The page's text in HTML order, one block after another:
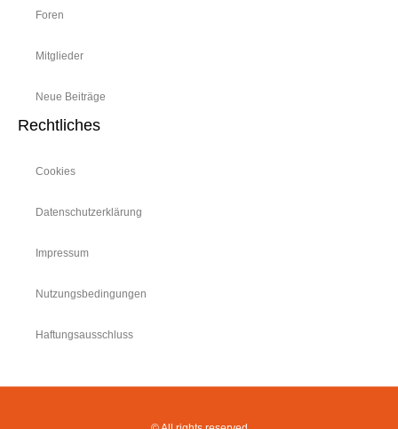
Foren
Mitglieder
Neue Beiträge
Rechtliches
Cookies
Datenschutzerklärung
Impressum
Nutzungsbedingungen
Haftungsausschluss